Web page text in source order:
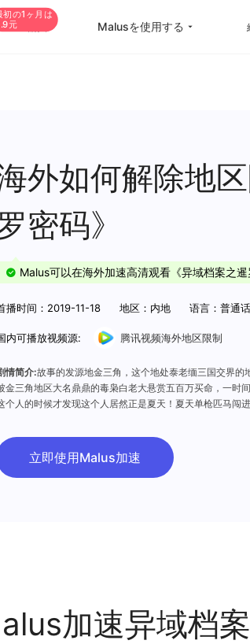
VIP購入
初の1ヶ月は
元
Malusを使用する
Customizations
Help Center
Live
外如何解除地
密码》
Malus可以在海外加速高清观看《异域档案之
播时间：2019-11-18 地区：内地 语言：普通话
内可播放视频源: 腾讯视频海外地区限制
情简介:故事的发源地金三角，这个地处泰老缅三国交界
金三角地区大名鼎鼎的毒枭白老大悬赏五百万买命，一时
个人的时候才发现这个人居然正是夏天！夏天单枪匹马闯
赢走了泰老缅三国毒枭的钱，而此时，国际刑警组织ICPO
布下的天罗地网中逃脱，这件事让白老大恼羞成怒，
金三角黑帮搅得天翻地覆，不得安宁。此时，夏天在金三
立即使用Malus加速
加速异域档